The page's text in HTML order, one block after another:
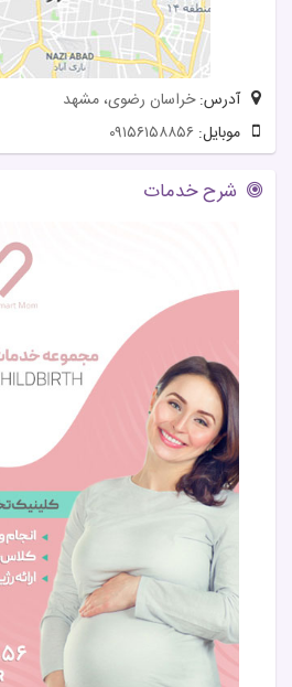
آدرس:خراسان رضوی، مشهد
موبایل: ۰۹۱۵۶۱۵۸۸۵۶
شرح خدمات